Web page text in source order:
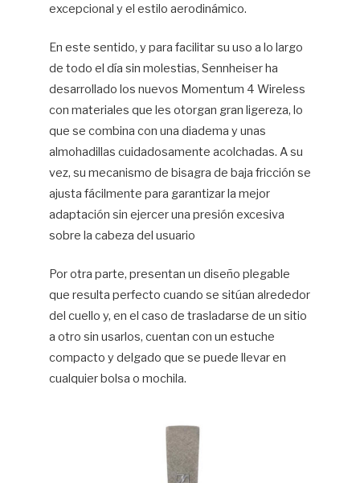
excepcional y el estilo aerodinámico.
En este sentido, y para facilitar su uso a lo largo
de todo el día sin molestias, Sennheiser ha
desarrollado los nuevos Momentum 4 Wireless
con materiales que les otorgan gran ligereza, lo
que se combina con una diadema y unas
almohadillas cuidadosamente acolchadas. A su
vez, su mecanismo de bisagra de baja fricción se
ajusta fácilmente para garantizar la mejor
adaptación sin ejercer una presión excesiva
sobre la cabeza del usuario
Por otra parte, presentan un diseño plegable
que resulta perfecto cuando se sitúan alrededor
del cuello y, en el caso de trasladarse de un sitio
a otro sin usarlos, cuentan con un estuche
compacto y delgado que se puede llevar en
cualquier bolsa o mochila.